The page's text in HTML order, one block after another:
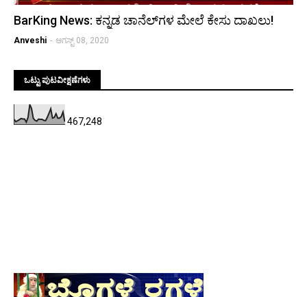
BarKing News: ಕನ್ನಡ ಚಾನೆಲ್‌ಗಳ ಮೇಲೆ ಕೇಸು ದಾಖಲು!
Anveshi - ಆಗಸ್ಟ್ 08, 2020
ಒಟ್ಟು ಪುಟವೀಕ್ಷಣೆಗಳು
467,248